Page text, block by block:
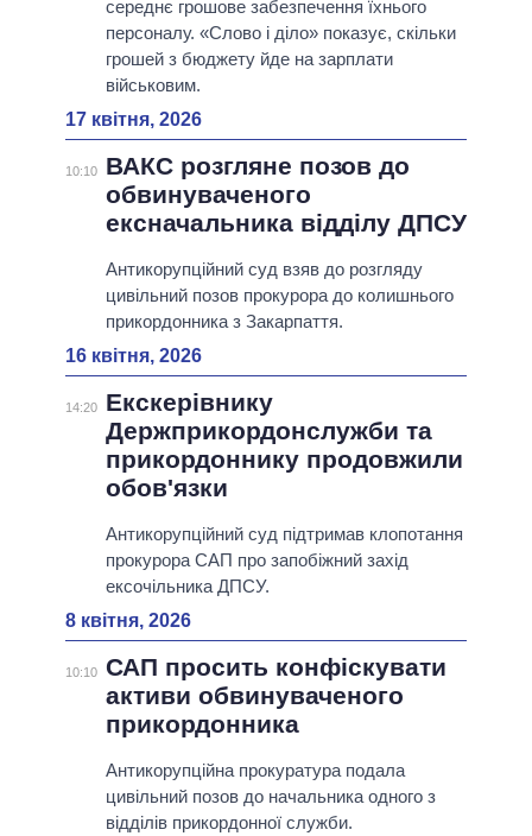
середнє грошове забезпечення їхнього
персоналу. «Слово і діло» показує, скільки
грошей з бюджету йде на зарплати
військовим.
17 квітня, 2026
10:10
ВАКС розгляне позов до
обвинуваченого
ексначальника відділу ДПСУ
Антикорупційний суд взяв до розгляду
цивільний позов прокурора до колишнього
прикордонника з Закарпаття.
16 квітня, 2026
14:20
Екскерівнику
Держприкордонслужби та
прикордоннику продовжили
обов'язки
Антикорупційний суд підтримав клопотання
прокурора САП про запобіжний захід
ексочільника ДПСУ.
8 квітня, 2026
10:10 САП просить конфіскувати
активи обвинуваченого
прикордонника
Антикорупційна прокуратура подала
цивільний позов до начальника одного з
відділів прикордонної служби.